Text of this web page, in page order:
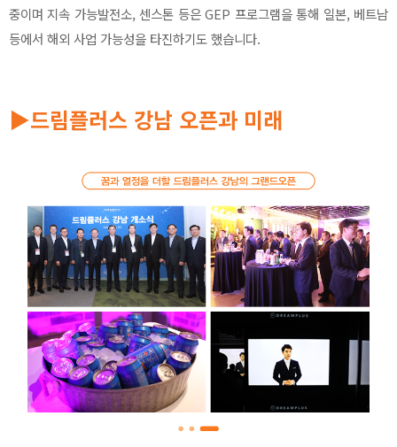
중이며 지속 가능발전소, 센스톤 등은 GEP 프로그램을 통해 일본, 베트남
등에서 해외 사업 가능성을 타진하기도 했습니다.
▶드림플러스 강남 오픈과 미래